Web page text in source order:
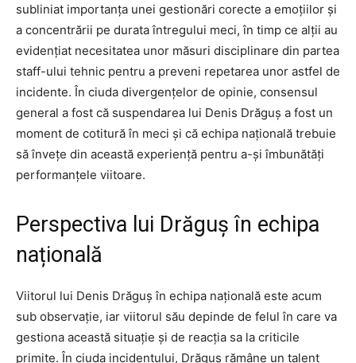
subliniat importanța unei gestionări corecte a emoțiilor și
a concentrării pe durata întregului meci, în timp ce alții au
evidențiat necesitatea unor măsuri disciplinare din partea
staff-ului tehnic pentru a preveni repetarea unor astfel de
incidente. În ciuda divergențelor de opinie, consensul
general a fost că suspendarea lui Denis Drăguș a fost un
moment de cotitură în meci și că echipa națională trebuie
să învețe din această experiență pentru a-și îmbunătăți
performanțele viitoare.
Perspectiva lui Drăguș în echipa
națională
Viitorul lui Denis Drăguș în echipa națională este acum
sub observație, iar viitorul său depinde de felul în care va
gestiona această situație și de reacția sa la criticile
primite. În ciuda incidentului, Drăguș rămâne un talent